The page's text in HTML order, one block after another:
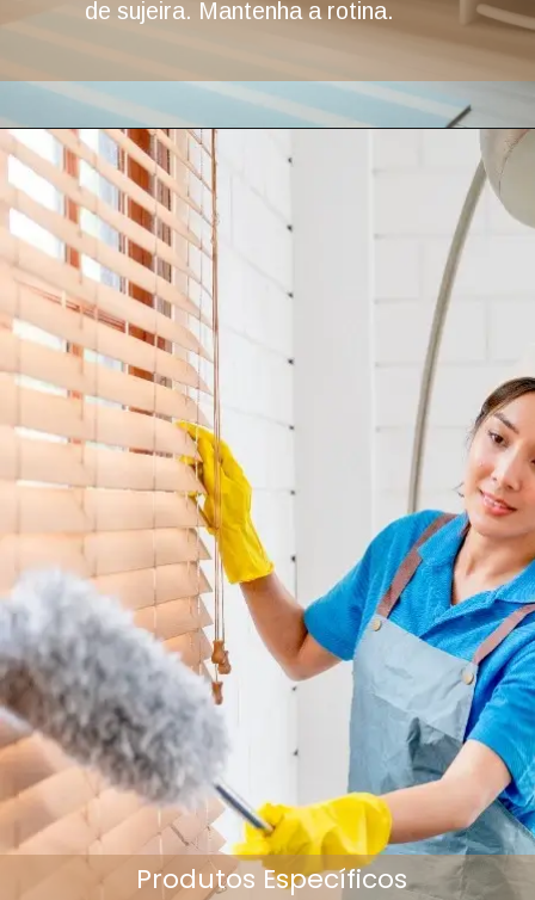
de sujeira. Mantenha a rotina.
Produtos Específicos